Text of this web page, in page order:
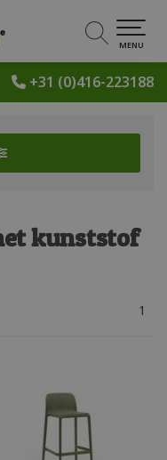
+31 (0)416-223188
MENU
kunststof
1